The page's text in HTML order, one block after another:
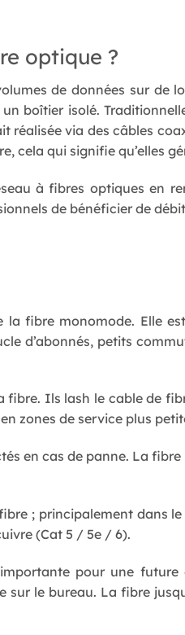
optique ?
de données sur de
boîtier isolé.
via des câbles
cela qui signifie qu’elles
à fibres optiques en
de bénéficier de
fibre monomode. Elle
d’abonnés, petits
Ils lash le cable de
zones de service plus
en cas de panne. La
; principalement dans
(Cat 5 / 5e / 6).
pour une future
le bureau. La fibre